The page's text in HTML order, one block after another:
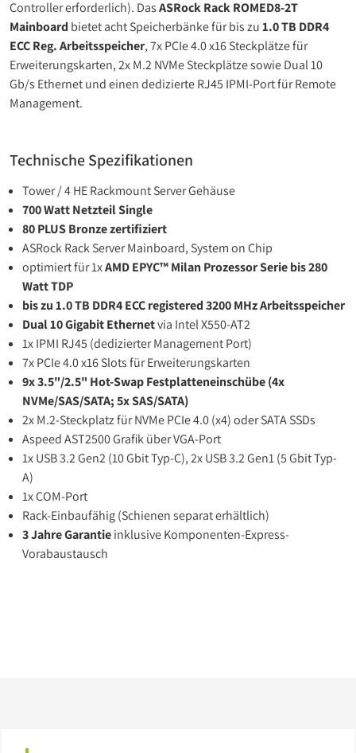
Controller erforderlich). DasASRock Rack ROMED8-2T
Mainboard bietet acht Speicherbänke für bis zu1.0 TB DDR4
ECC Reg. Arbeitsspeicher, 7x PCIe 4.0 x16 Steckplätze für
Erweiterungskarten, 2x M.2 NVMe Steckplätze sowie Dual 10
Gb/s Ethernet und einen dedizierte RJ45 IPMI-Port für Remote
Management.
Technische Spezifikationen
Tower / 4 HE Rackmount Server Gehäuse
700 Watt Netzteil Single
80 PLUS Bronze zertifiziert
ASRock Rack Server Mainboard, System on Chip
optimiert für 1xAMD EPYC™ Milan Prozessor Serie bis 280
Watt TDP
bis zu 1.0 TB DDR4 ECC registered 3200 MHz Arbeitsspeicher
Dual 10 Gigabit Ethernetvia Intel X550-AT2
1x IPMI RJ45 (dedizierter Management Port)
7x PCIe 4.0 x16 Slots für Erweiterungskarten
9x 3.5"/2.5" Hot-Swap Festplatteneinschübe (4x
NVMe/SAS/SATA; 5x SAS/SATA)
2x M.2-Steckplatz für NVMe PCIe 4.0 (x4) oder SATA SSDs
Aspeed AST2500 Grafik über VGA-Port
1x USB 3.2 Gen2 (10 Gbit Typ-C), 2x USB 3.2 Gen1 (5 Gbit Typ-
A)
1x COM-Port
Rack-Einbaufähig (Schienen separat erhältlich)
3 Jahre Garantieinklusive Komponenten-Express-
Vorabaustausch